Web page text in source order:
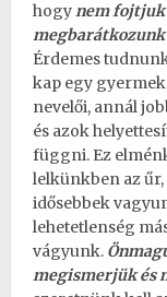
hogynem fojtjuk
Érdemes
kap egy
nevelői, annál
és azok
függni. Ez
lelkünkben az
idősebbek
lehetetlenség
vágyunk.
megismerjük és